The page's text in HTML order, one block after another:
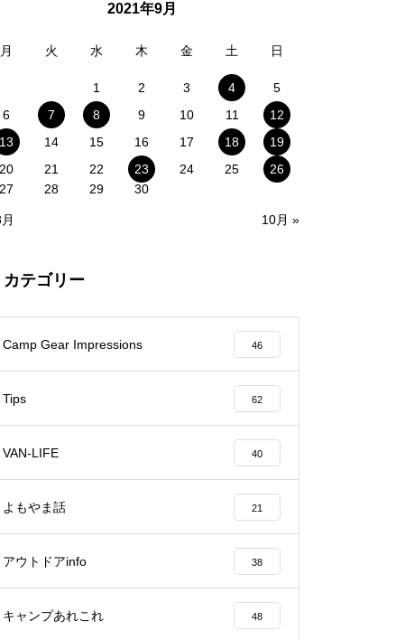
2021年9月
月 火 水 木 金 土 日
1 2 3 4
5
6
7 8 9 10 11
12
13
14 15 16 17 18
19
20
21 22 23 24 25
26
27
28 29 30
10月 »
カテゴリー
Camp Gear Impressions 46
Tips 62
VAN-LIFE 40
よもやま話 21
アウトドアinfo 38
キャンプあれこれ 48